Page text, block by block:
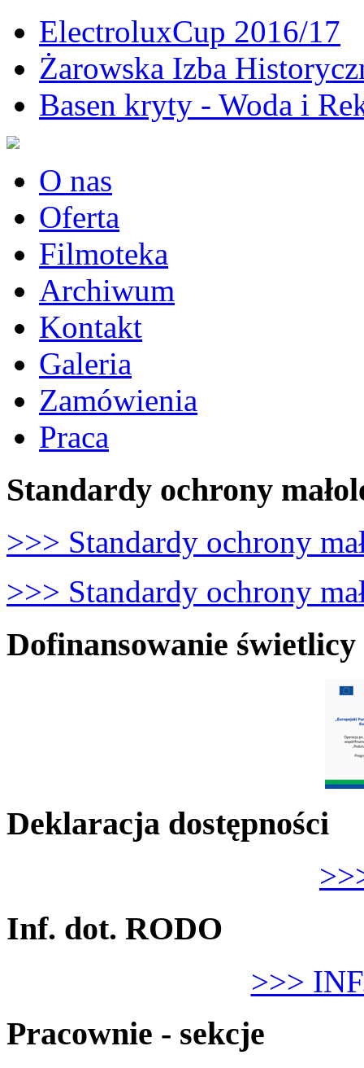
ElectroluxCup 2016/17
Żarowska Izba
Basen kryty - Woda i
O nas
Oferta
Filmoteka
Archiwum
Kontakt
Galeria
Zamówienia
Praca
Standardy ochrony
>>> Standardy ochrony
>>> Standardy ochrony
Dofinansowanie świetlicy
Deklaracja dostępności
Inf. dot. RODO
>>>
Pracownie - sekcje